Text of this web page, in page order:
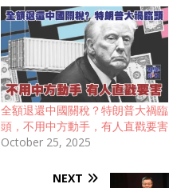
全額退還中國關稅？特朗普大禍臨
頭，不用中方動手，有人直戳要害
October 25, 2025
NEXT